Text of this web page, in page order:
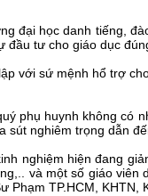
đại học danh tiếng,
đầu tư cho giáo dục
với sứ mệnh hổ trợ
phụ huynh không
sút nghiêm trọng dẫn
nghiệm hiện đang
và một số giáo
TP.HCM,